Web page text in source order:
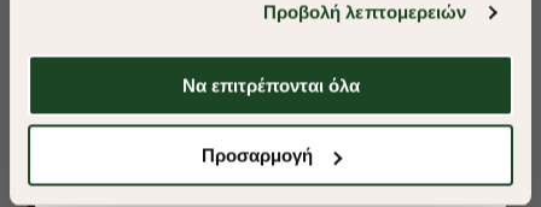
απαιτούμενα cookies» και θα περιοριστούμε
στα cookies και τις τεχνολογίες που είναι απολύτως
απαραίτητα για την ασφαλή απόδοση και
λειτουργικότητα της ιστοσελίδας μας. Ωστόσο, λάβετε
θα μπορούμε να συλλέξουμε πληροφορίες που θα
Προβολή λεπτομερειών
Να επιτρέπονται όλα
Προσαρμογή
ΠΟΥΚΑΜΙΣΟ OXFORD REGULAR FIT
Shop Now